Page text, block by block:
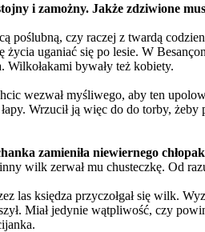
i zamożny. Jakże zdziwione
poślubną, czy raczej z twardą
życia uganiać się po lesie. W
Wilkołakami bywały też kobiety.
wezwał myśliwego, aby ten
Wrzucił ją więc do do torby,
zamieniła niewiernego
wilk zerwał mu chusteczkę. Od
las księdza przyczołgał się wilk.
Miał jedynie wątpliwość, czy